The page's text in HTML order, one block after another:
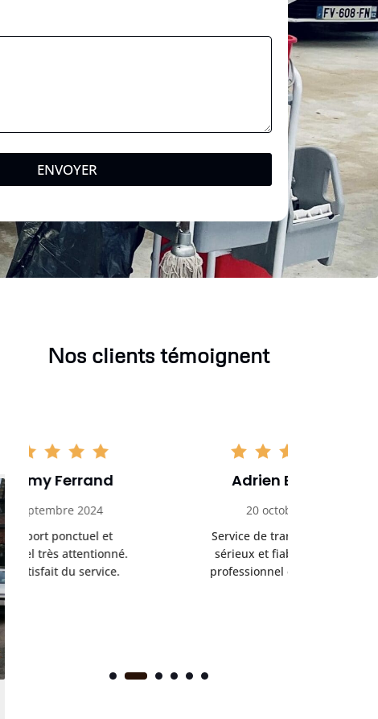
ENVOYER
Nos clients témoignent
Adrien Bouchet
Service de transport médical
sérieux et fiable. Chauffeur
professionnel et bienveillant.